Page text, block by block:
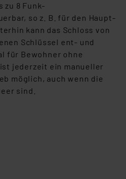
zu 8 Funk-
so z. B. für den Haupt-
kann das Schloss von
Schlüssel ent- und
für Bewohner ohne
jederzeit ein manueller
möglich, auch wenn die
sind.